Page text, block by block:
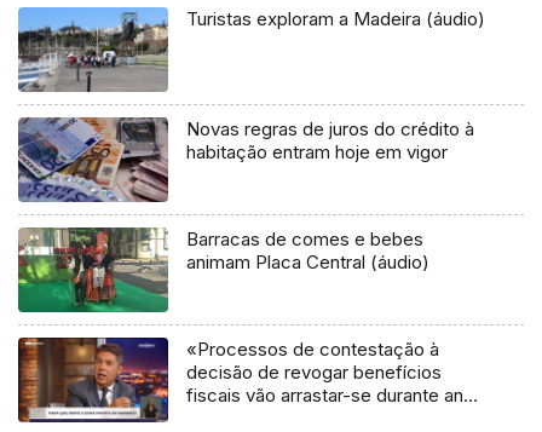
Turistas exploram a Madeira (áudio)
Novas regras de juros do crédito à
habitação entram hoje em vigor
Barracas de comes e bebes
animam Placa Central (áudio)
«Processos de contestação à
decisão de revogar benefícios
fiscais vão arrastar-se durante anos